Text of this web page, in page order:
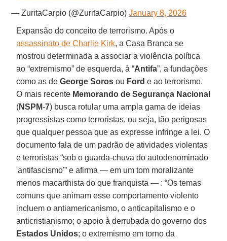
— ZuritaCarpio (@ZuritaCarpio)January 8, 2026
Expansão do conceito de terrorismo. Após o
assassinato de Charlie Kirk, a Casa Branca se
mostrou determinada a associar a violência política
ao “extremismo” de esquerda, à “Antifa”, a fundações
como as deGeorge Soros ou Ford e ao terrorismo.
O mais recente Memorando de Segurança Nacional
(NSPM-7) busca rotular uma ampla gama de ideias
progressistas como terroristas, ou seja, tão perigosas
que qualquer pessoa que as expresse infringe a lei. O
documento fala de um padrão de atividades violentas
e terroristas “sob o guarda-chuva do autodenominado
'antifascismo'” e afirma — em um tom moralizante
menos macarthista do que franquista — : “Os temas
comuns que animam esse comportamento violento
incluem o antiamericanismo, o anticapitalismo e o
anticristianismo; o apoio à derrubada do governo dos
Estados Unidos; o extremismo em torno da